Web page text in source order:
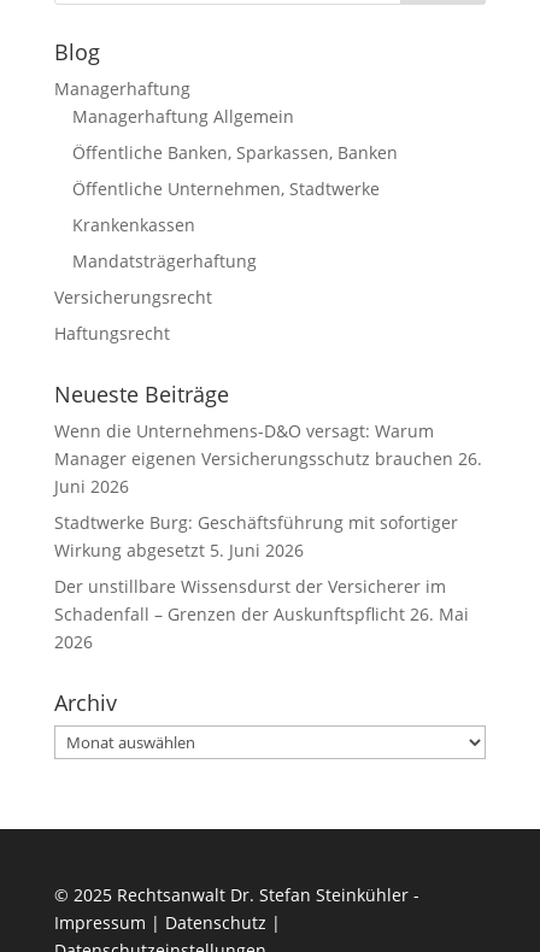
Blog
Managerhaftung
Managerhaftung Allgemein
Öffentliche Banken, Sparkassen, Banken
Öffentliche Unternehmen, Stadtwerke
Krankenkassen
Mandatsträgerhaftung
Versicherungsrecht
Haftungsrecht
Neueste Beiträge
Wenn die Unternehmens-D&O versagt: Warum
Manager eigenen Versicherungsschutz brauchen 26.
Juni 2026
Stadtwerke Burg: Geschäftsführung mit sofortiger
Wirkung abgesetzt 5. Juni 2026
Der unstillbare Wissensdurst der Versicherer im
Schadenfall – Grenzen der Auskunftspflicht 26. Mai
2026
Archiv
Archiv
© 2025 Rechtsanwalt Dr. Stefan Steinkühler -
Impressum | Datenschutz |